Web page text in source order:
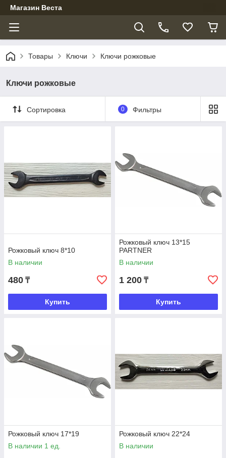
Магазин Веста
Товары Ключи Ключи рожковые
Ключи рожковые
Сортировка 0 Фильтры
Рожковый ключ 8*10
В наличии
480 ₸
Купить
Рожковый ключ 13*15
PARTNER
В наличии
1 200 ₸
Купить
Рожковый ключ 17*19
В наличии 1 ед.
Рожковый ключ 22*24
В наличии